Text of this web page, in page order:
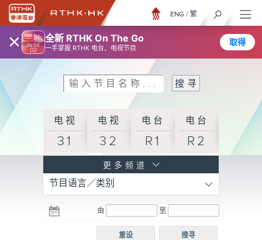
× 全新 RTHK On The Go
一手掌握 RTHK 电台、电视节目
取得
ENG / 繁
电视
31
电视
32
电台
R1
电台
R2
R3
电台 电台
R5
电台
普通
更多频道
节目语言／类别
由 至
搜寻
重设